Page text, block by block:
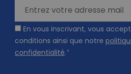
En vous inscrivant, vous
conditions ainsi que notre
confidentialité.*